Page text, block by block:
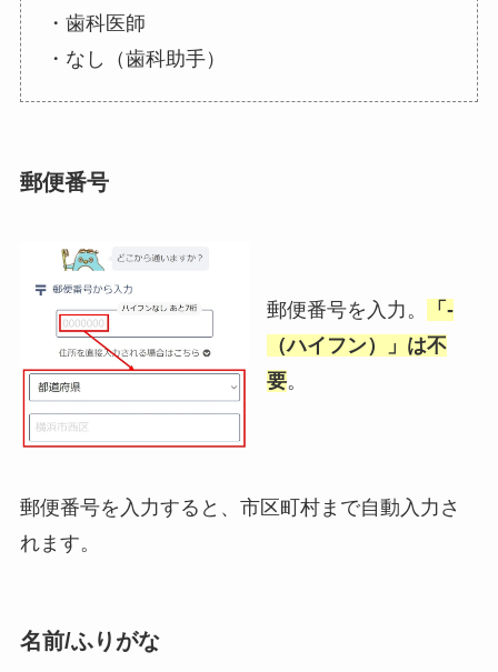
・歯科医師
・なし（歯科助手）
郵便番号
郵便番号を入力。
「-
（ハイフン）」は不
要。
郵便番号を入力すると、市区町村まで自動入力さ
れます。
名前/ふりがな